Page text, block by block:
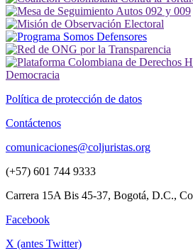
Política de protección de datos
Contáctenos
comunicaciones@coljuristas.org
(+57) 601 744 9333
Carrera 15A Bis 45-37, Bogotá, D.C.,
Facebook
X (antes Twitter)